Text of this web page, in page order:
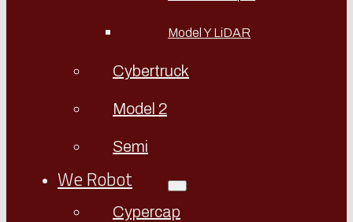
Model Y LiDAR
Cybertruck
Model 2
Semi
We Robot
Cypercap